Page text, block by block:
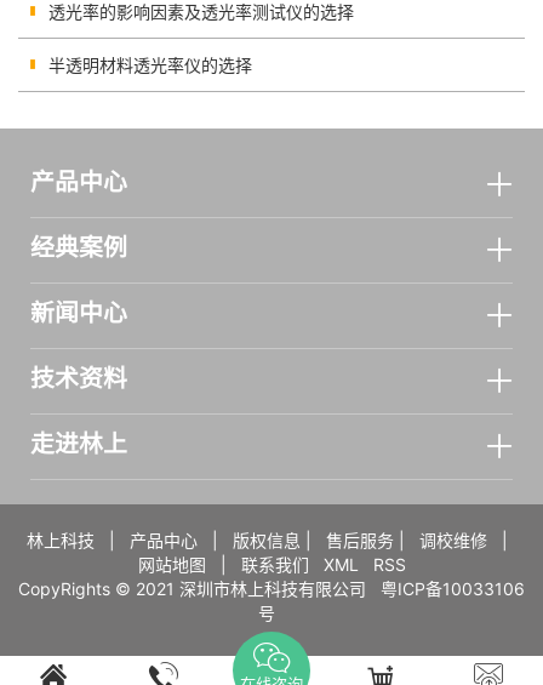
透光率的影响因素及透光率测试仪的选择
半透明材料透光率仪的选择
产品中心
经典案例
新闻中心
技术资料
走进林上
林上科技 产品中心| 版权信息 售后服务| 调校维修|
网站地图
联系我们 XML
RSS
CopyRights © 2021 深圳市林上科技有限公司 粤ICP备10033106
号